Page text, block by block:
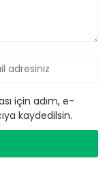
için adım, e-
kaydedilsin.